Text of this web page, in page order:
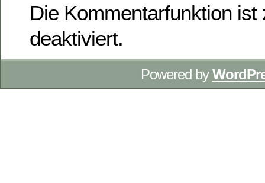
Die Kommentarfunktion ist
deaktiviert.
Powered by